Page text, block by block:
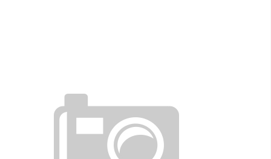
高晶板与硅钙板之间的对比
发布日期：2018-04-08 来源: 阅读量（
高晶板全称高晶天花板，高晶天花板是一种轻质高强吊顶材料，是